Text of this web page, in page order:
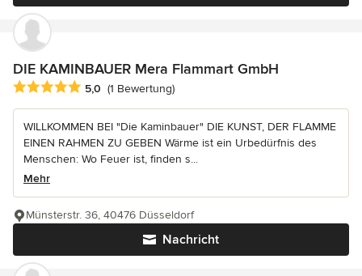
DIE KAMINBAUER Mera Flammart GmbH
Durchschnittliche Bewertung: 5 von 5 Sternen
5,0 (1 Bewertung)
WILLKOMMEN BEI "Die Kaminbauer" DIE KUNST, DER FLAMME
EINEN RAHMEN ZU GEBEN Wärme ist ein Urbedürfnis des
Menschen: Wo Feuer ist, finden s...
Mehr
Nachricht
Münsterstr. 36, 40476 Düsseldorf